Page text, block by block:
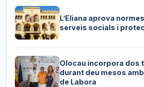
L’Eliana aprova
serveis socials i
Olocau incorpora dos
durant deu mesos
de Labora